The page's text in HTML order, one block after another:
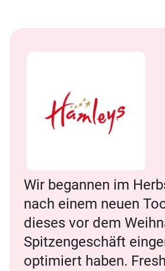
Wir begannen im
nach einem neuen
dieses vor dem
Spitzengeschäft
optimiert haben.